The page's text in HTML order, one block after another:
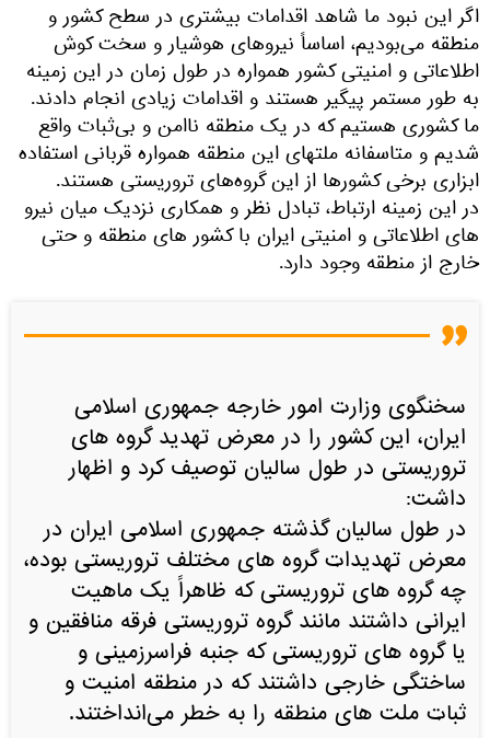
اگر این نبود ما شاهد اقدامات بیشتری در سطح کشور و
منطقه می‌بودیم، اساساً نیروهای هوشیار و سخت‌ کوش
اطلاعاتی و امنیتی کشور همواره در طول زمان در این زمینه
به طور مستمر پیگیر هستند و اقدامات زیادی انجام دادند.
ما کشوری هستیم که در یک منطقه ناامن و بی‌ثبات واقع
شدیم و متاسفانه ملتهای این منطقه همواره قربانی استفاده
ابزاری برخی کشورها از این گروه‌های تروریستی هستند.
در این زمینه ارتباط، تبادل نظر و همکاری نزدیک میان نیرو
های اطلاعاتی و امنیتی ایران با کشور های منطقه و حتی
خارج از منطقه وجود دارد.
سخنگوی وزارت امور خارجه جمهوری اسلامی
ایران، این کشور را در معرض تهدید گروه‌ های
تروریستی در طول سالیان توصیف کرد و اظهار
داشت:
در طول سالیان گذشته جمهوری اسلامی ایران در
معرض تهدیدات گروه‌ های مختلف تروریستی بوده،
چه گروه‌ های تروریستی که ظاهراً یک ماهیت
ایرانی داشتند مانند گروه تروریستی فرقه منافقین و
یا گروه‌ های تروریستی که جنبه فراسرزمینی و
ساختگی خارجی داشتند که در منطقه امنیت و
ثبات ملت‌ های منطقه را به خطر می‌انداختند.